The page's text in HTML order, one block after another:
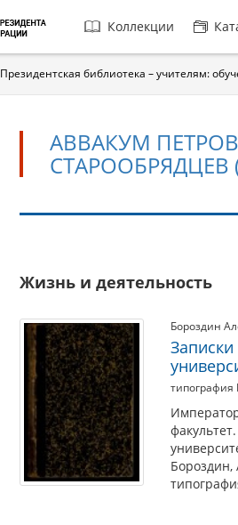
Главная
навигация
Коллекции
Президентская библиотека – учителям:
АВВАКУМ
СТАРООБРЯДЦЕВ
Петров,
почитается
как
священномученик
старообрядцев
(1620–
1682)
Жизнь и деятельность
Бороздин
типография
Бороздин,